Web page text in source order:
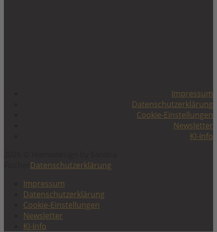
Impressum
Datenschutzerklärung
Cookie-Einstellungen
Newsletter
KI-Info
Datenschutzerklärung
Impressum
Datenschutzerklärung
Cookie-Einstellungen
Newsletter
KI-Info